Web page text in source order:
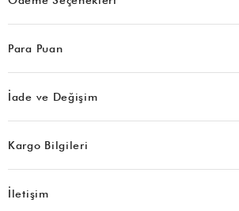
Para Puan
İade ve Değişim
Kargo Bilgileri
İletişim